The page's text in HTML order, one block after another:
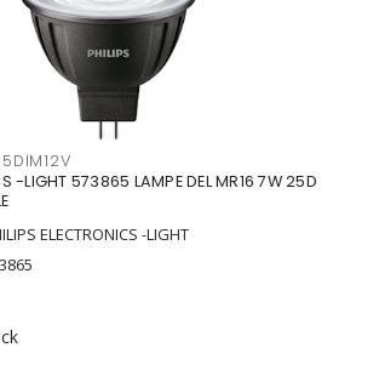
-LIGHT 573865 LAMPE DEL MR16 7W 25D
ELECTRONICS -LIGHT